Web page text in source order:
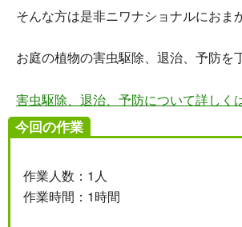
そんな方は是非ニワナショナルにおま
お庭の植物の害虫駆除、退治、予防を
害虫駆除、退治、予防について詳しく
今回の作業
作業人数：1人
作業時間：1時間